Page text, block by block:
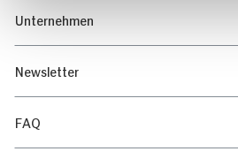
Unternehmen
Newsletter
FAQ